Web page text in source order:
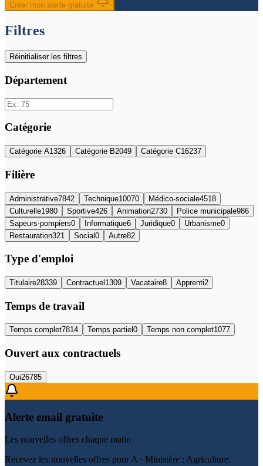
Créer mon alerte gratuite
Filtres
Réinitialiser les filtres
Département
Catégorie
Catégorie A1326 Catégorie B2049 Catégorie C16237
Filière
Administrative7842 Technique10070 Médico-sociale4518
Culturelle1980 Sportive426 Animation2730 Police municipale986
Sapeurs-pompiers0 Informatique6 Juridique0 Urbanisme0
Restauration321 Social0 Autre82
Type d'emploi
Titulaire28339 Contractuel 1309 Vacataire8 Apprenti2
Temps de travail
Temps complet7814 Temps partiel 0 Temps non complet1077
Ouvert aux contractuels
Oui26785
Alerte email gratuite
Les nouvelles offres chaque matin
Recevez les nouvelles offres pour A · Ministère : Agriculture.